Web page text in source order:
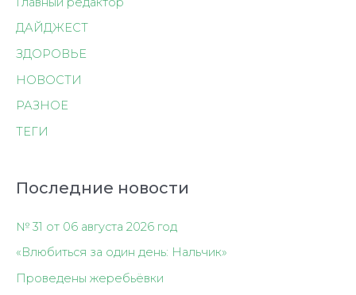
ДАЙДЖЕСТ
ЗДОРОВЬЕ
НОВОСТИ
РАЗНОЕ
ТЕГИ
Последние новости
№ 31 от 06 августа 2026 год
«Влюбиться за один день: Нальчик»
Проведены жеребьёвки